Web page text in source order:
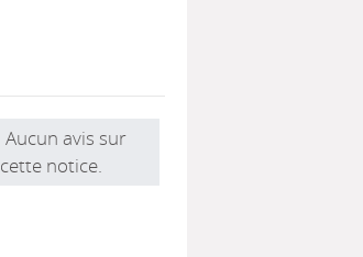
Aucun avis sur
cette notice.